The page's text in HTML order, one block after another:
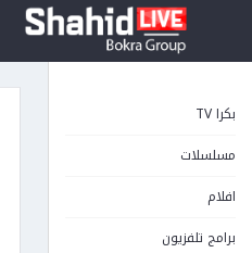
بكرا TV
مسلسلات
افلام
برامج تلفزيون